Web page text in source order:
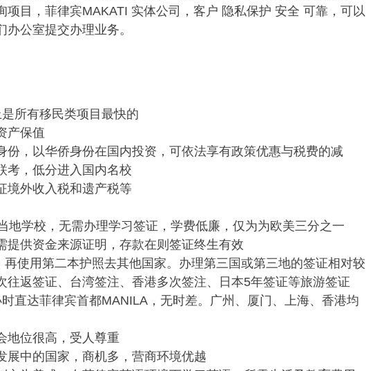
项目，菲律宾MAKATI 实体公司，客户 隐私保护 安全 可靠，可以
公室提交办理业务。
所有移民类项目最快的
产保值
份，以华侨身份在国内投资，可依法享有政策优惠与税费的减
考，低分进入国内名校
境外收入税和遗产税等
地学校，无需办理学习签证，学费低廉，仅为为欧美三分之一
提供资金来源证明，存款在则签证终生有效
使用第二本护照去其他国家。办理第三国或第三地的签证相对较
往返签证、台湾签注、香港多次签注、日本5年签证等旅游签证
直达菲律宾首都MANILA，无时差。广州、厦门、上海、香港均
地位很高，受人尊重
展中的国家，商机多，营商环境优越